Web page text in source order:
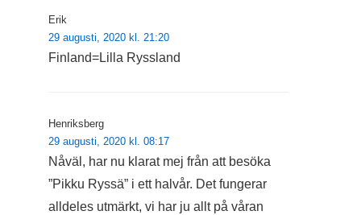
Erik
29 augusti, 2020 kl. 21:20
Finland=Lilla Ryssland
Henriksberg
29 augusti, 2020 kl. 08:17
Nåväl, har nu klarat mej från att besöka
”Pikku Ryssä” i ett halvår. Det fungerar
alldeles utmärkt, vi har ju allt på våran